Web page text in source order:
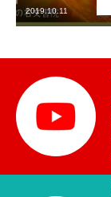
芸能界
テニス
スポーツ
競馬
2019.10.11